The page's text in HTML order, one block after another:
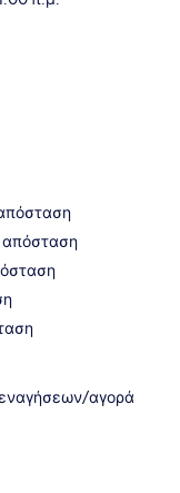
απόσταση
αγορά